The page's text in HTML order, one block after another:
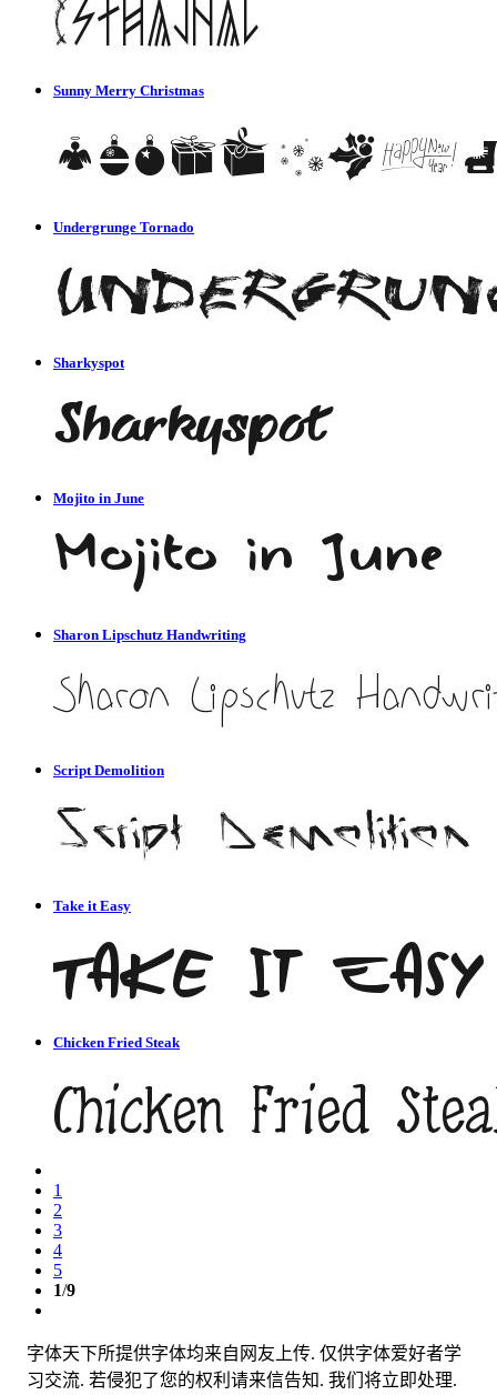
Sunny Merry Christmas
Undergrunge Tornado
Sharkyspot
Mojito in June
Sharon Lipschutz Handwriting
Script Demolition
Take it Easy
Chicken Fried Steak
1
2
3
4
5
1/9
字体天下所提供字体均来自网友上传. 仅供字体爱好者学
习交流. 若侵犯了您的权利请来信告知. 我们将立即处理.